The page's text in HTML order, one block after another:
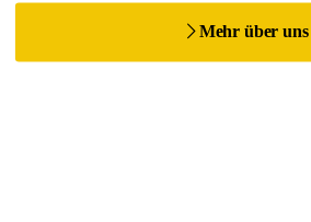
Mehr über uns